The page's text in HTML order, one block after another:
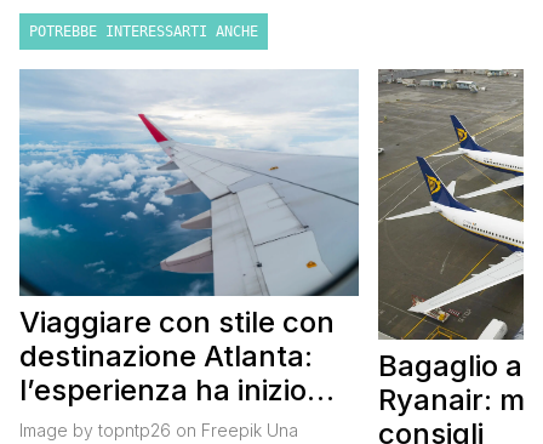
POTREBBE INTERESSARTI ANCHE
Viaggiare con stile con
destinazione Atlanta:
l’esperienza ha inizio
con un volo Air France
Image by topntp26 on Freepik Una
Bagaglio a
Ryanair:
consigli